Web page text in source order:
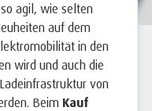
agil, wie selten
auf dem
in den
wird und auch die
von
Beim Kauf